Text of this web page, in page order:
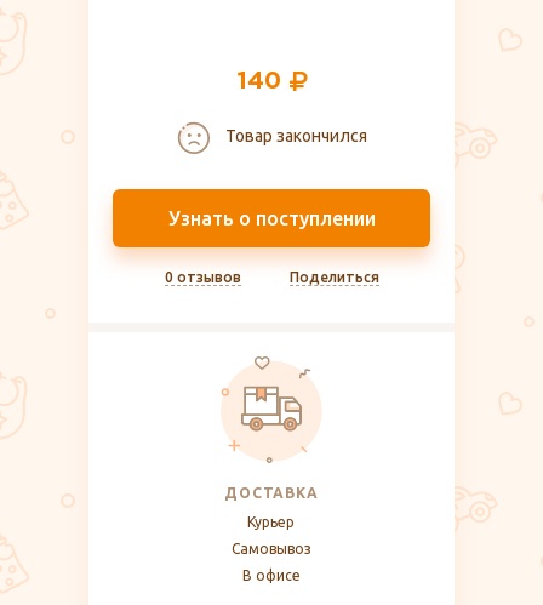
140
Товар закончился
Узнать о поступлении
0 отзывов Поделиться
ДОСТАВКА
Курьер
Самовывоз
В офисе